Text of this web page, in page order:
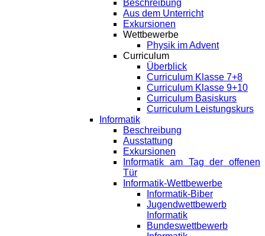
Beschreibung
Aus dem Unterricht
Exkursionen
Wettbewerbe
Physik im Advent
Curriculum
Überblick
Curriculum Klasse 7+8
Curriculum Klasse 9+10
Curriculum Basiskurs
Curriculum Leistungskurs
Informatik
Beschreibung
Ausstattung
Exkursionen
Informatik am Tag der offenen
Tür
Informatik-Wettbewerbe
Informatik-Biber
Jugendwettbewerb
Informatik
Bundeswettbewerb